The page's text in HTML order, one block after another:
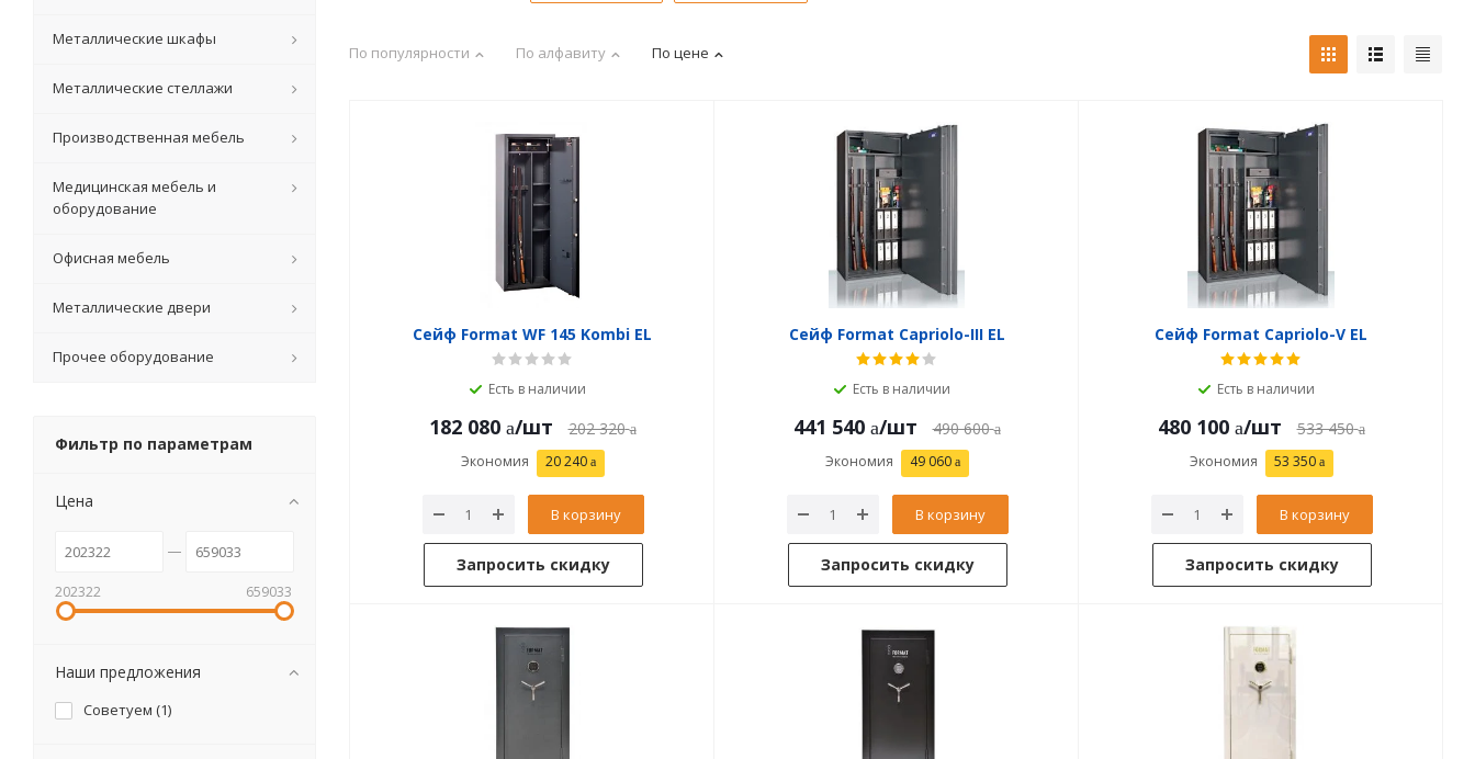
По популярности По алфавиту По цене
Сейф Format WF 145 Kombi EL
Есть в наличии
182 080 /шт 202 320
Экономия 20 240
В корзину
Запросить скидку
Сейф Format Capriolo-III EL
Есть в наличии
441 540 /шт 490 600
Экономия 49 060
В корзину
Запросить скидку
Сейф Format Capriolo-V EL
Есть в наличии
480 100 /шт 533 450
Экономия 53 350
В корзину
Запросить скидку
Металлические шкафы
Металлические стеллажи
Производственная мебель
Медицинская мебель и
оборудование
Офисная мебель
Металлические двери
Прочее оборудование
Фильтр по параметрам
Цена
202322 659033
Наши предложения
Советуем (1)